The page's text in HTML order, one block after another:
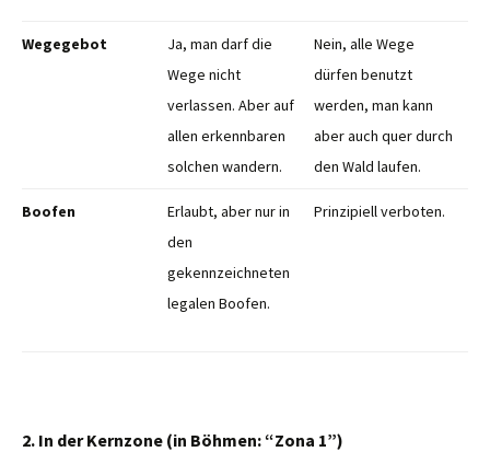
Wegegebot
Ja, man darf die
Wege nicht
verlassen. Aber auf
allen erkennbaren
solchen wandern.
Nein, alle Wege
dürfen benutzt
werden, man kann
aber auch quer durch
den Wald laufen.
Boofen
Erlaubt, aber nur in
den
gekennzeichneten
legalen Boofen.
Prinzipiell verboten.
2. In der Kernzone (in Böhmen: “Zona 1”)